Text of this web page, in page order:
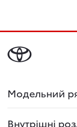
Модельний
Внутрішні